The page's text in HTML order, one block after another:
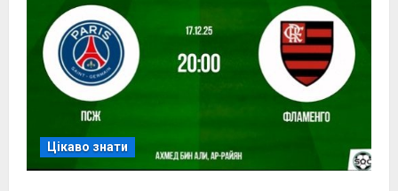
Цікаво знати